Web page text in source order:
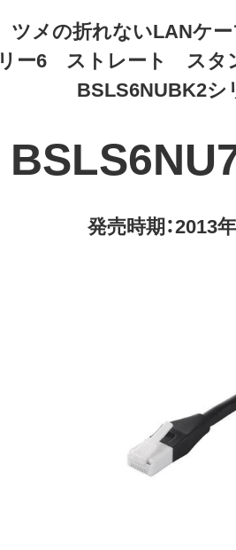
ツメの折れないLANケ
リー6 ストレート スタ
BSLS6NUBK2シ
発売時期：2013